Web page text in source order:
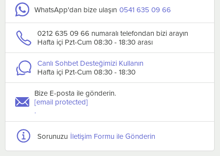
WhatsApp'dan bize ulaşın 0541 635 09 66
0212 635 09 66 numaralı telefondan bizi arayın
Hafta içi Pzt-Cum 08:30 - 18:30 arası
Canlı Sohbet Desteğimizi Kullanın
Hafta içi Pzt-Cum 08:30 - 18:30
Bize E-posta ile gönderin.
[email protected]
.
Sorunuzu İletişim Formu ile Gönderin